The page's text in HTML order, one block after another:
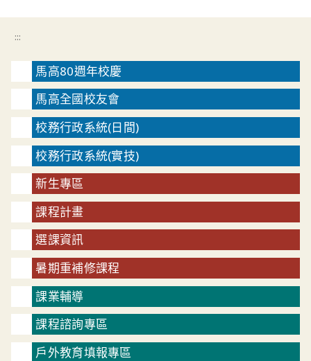
:::
馬高80週年校慶
馬高全國校友會
校務行政系統(日間)
校務行政系統(實技)
新生專區
課程計畫
選課資訊
暑期重補修課程
課業輔導
課程諮詢專區
戶外教育填報專區